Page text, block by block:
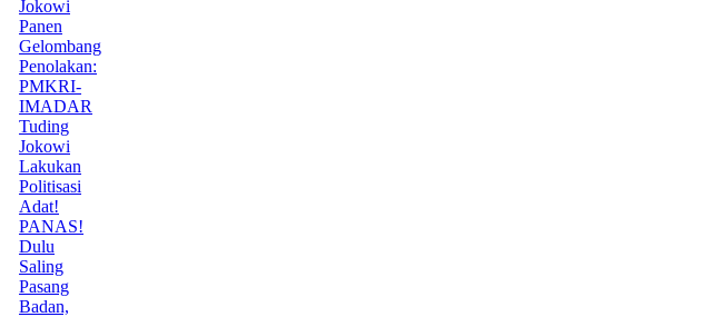
Jokowi
Panen
Gelombang
Penolakan:
PMKRI-
IMADAR
Tuding
Jokowi
Lakukan
Politisasi
Adat!
PANAS!
Dulu
Saling
Pasang
Badan,